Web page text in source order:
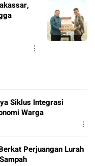
Siklus Integrasi
Warga
Perjuangan Lurah